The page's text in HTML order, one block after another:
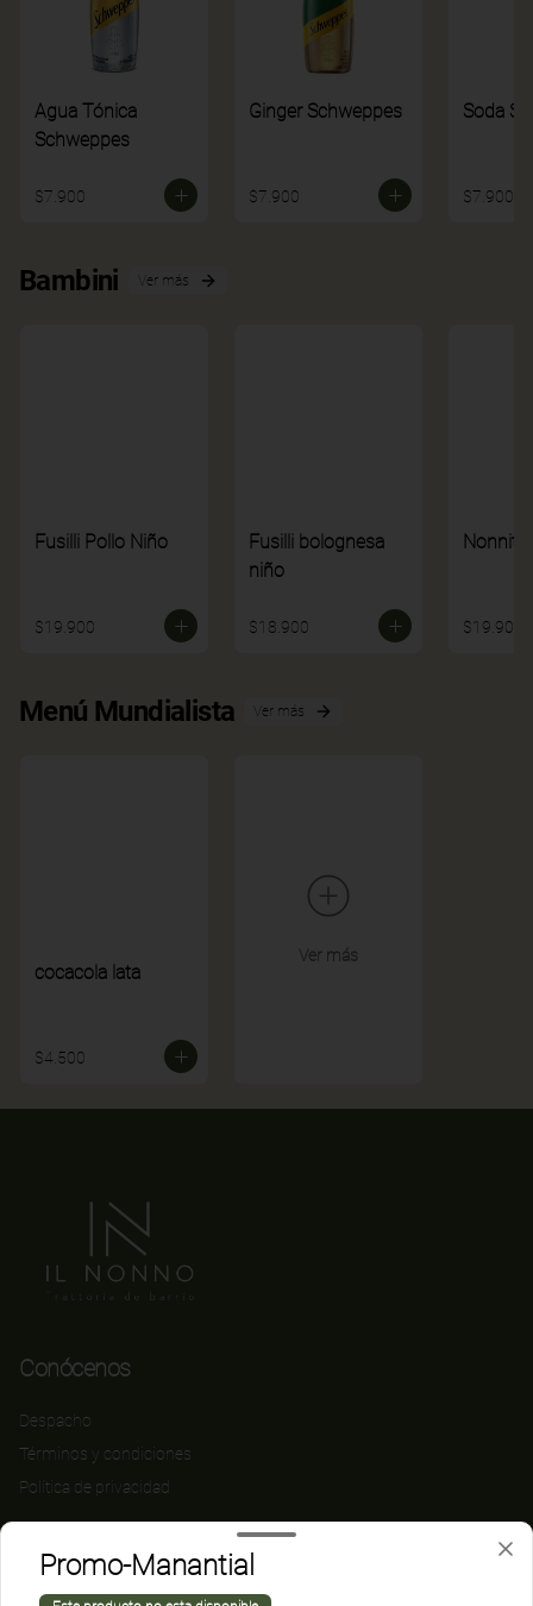
Agua Tónica
Schweppes
$7.900
Ginger Schweppes
$7.900
Soda
$7.900
Bambini Ver más
Fusilli Pollo Niño
$19.900
Fusilli bolognesa
niño
$18.900 $19.900
Menú Mundialista Ver más
cocacola lata
$4.500
Ver más
Conócenos
Despacho
Términos y condiciones
Política de privacidad
Instagram
Promo-Manantial